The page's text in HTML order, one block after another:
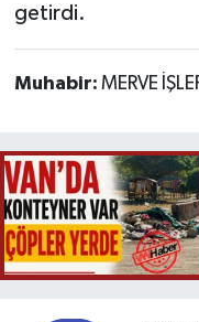
getirdi.
Muhabir: MERVE